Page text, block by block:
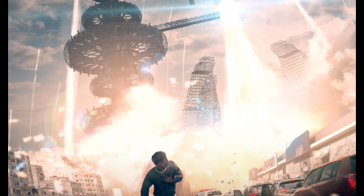
población del planeta. Los humanos abordarán naves
migratorias con destino a Nova, un nuevo planeta habitable.
© 2026 PROCOMER-CR
FILM COMISSION. Todos los
derechos reservados
Política de Privacidad
Términos & Condiciones